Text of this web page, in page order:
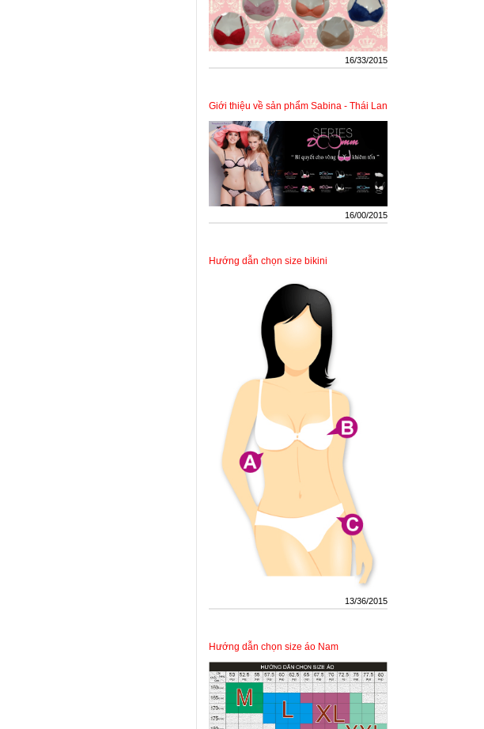
16/33/2015
Giới thiệu về sản phẩm Sabina - Thái Lan
16/00/2015
Hướng dẫn chọn size bikini
13/36/2015
Hướng dẫn chọn size áo Nam